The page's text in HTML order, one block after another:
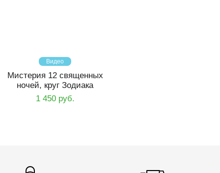
Видео
Мистерия 12 священных
ночей, круг Зодиака
1 450 руб.